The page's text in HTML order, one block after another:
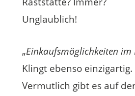
Unglaublich!
„Einkaufsmöglichkeiten im
Klingt ebenso einzigartig.
Vermutlich gibt es auf